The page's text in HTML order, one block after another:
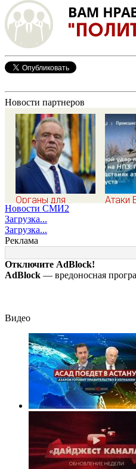
Новости партнеров
Органы для
пересадки «черные
трансплантологи»
извлекали у еще
живых пациентов
Атаки
на
Новости СМИ2
Загрузка...
Загрузка...
Реклама
Отключите AdBlock!
AdBlock — вредоносная
Видео